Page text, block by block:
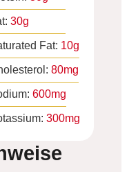
30g
Fat: 10g
80mg
600mg
300mg